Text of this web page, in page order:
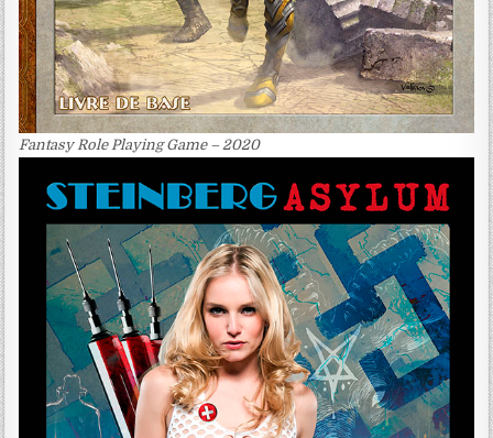
Fantasy Role Playing Game – 2020